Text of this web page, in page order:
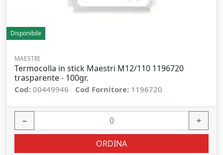
Disponibile
MAESTRI
Termocolla in stick Maestri M12/110 1196720
trasparente - 100gr.
Cod: 00449946 Cod Fornitore: 1196720
− +
ORDINA